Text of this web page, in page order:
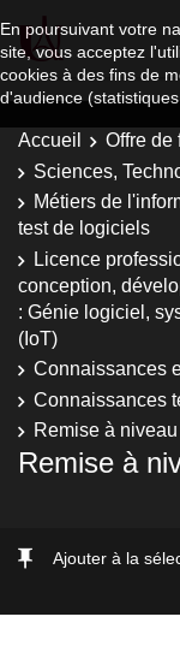
En poursuivant votre
site, vous acceptez
cookies à des fins de
d'audience
Accueil Offre de
Sciences,
Métiers de
test de logiciels
Licence
conception,
: Génie logiciel,
(IoT)
Connaissances
Connaissances
Remise à
Remise à
Ajouter à la